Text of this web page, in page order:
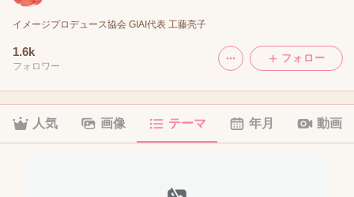
イメージプロデュース協会 GIAI代表 工藤亮子
1.6k
フォロワー
フォロー
人気 画像 テーマ 年月 動画